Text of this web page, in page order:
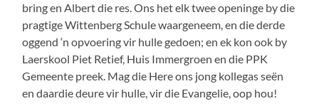
bring en Albert die res. Ons het elk twee openinge by die
pragtige Wittenberg Schule waargeneem, en die derde
oggend ‘n opvoering vir hulle gedoen; en ek kon ook by
Laerskool Piet Retief, Huis Immergroen en die PPK
Gemeente preek. Mag die Here ons jong kollegas seën
en daardie deure vir hulle, vir die Evangelie, oop hou!